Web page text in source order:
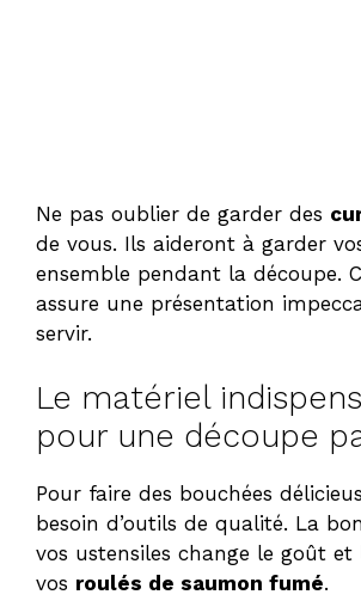
Ne pas oublier de garder des
de vous. Ils aideront à garder
ensemble pendant la découpe.
assure une présentation
servir.
Le matériel
pour une découpe
Pour faire des bouchées
besoin d’outils de qualité. La
vos ustensiles change le goût
vos roulés de saumon fumé.